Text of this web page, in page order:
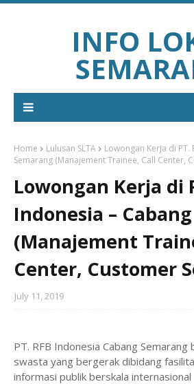
INFO
Home Lulusan SLTA
Lowongan Kerja di PT.
Semarang (Manajement Trainee, Call Center,
Lowongan Kerja di
Indonesia –
(Manajement
Center, Customer
July 11, 2019
PT. RFB Indonesia Cabang Semarang
swasta yang bergerak dibidang
informasi publik berskala internasional